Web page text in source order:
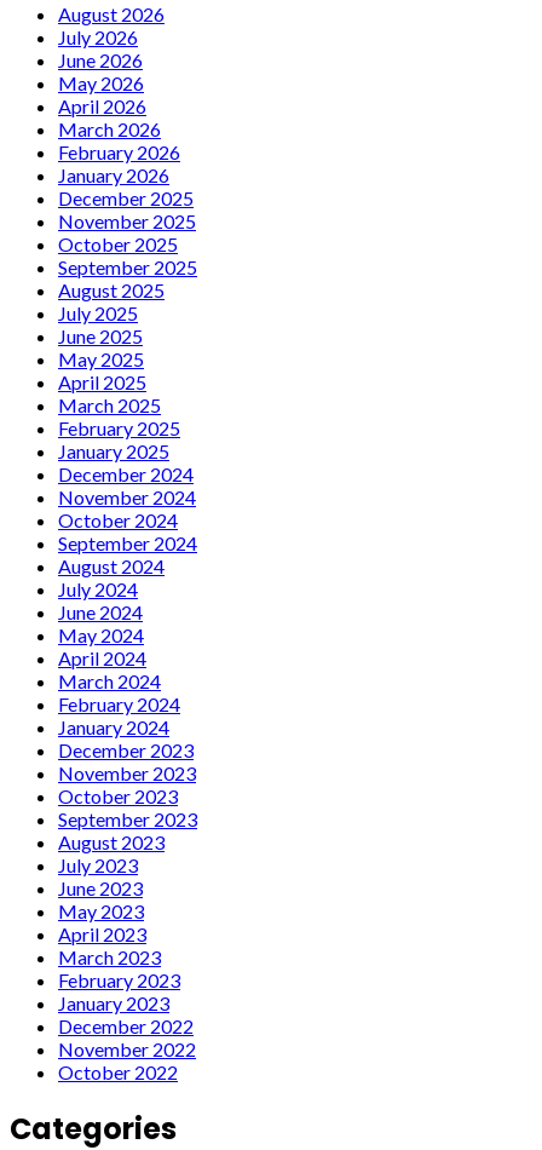
August 2026
July 2026
June 2026
May 2026
April 2026
March 2026
February 2026
January 2026
December 2025
November 2025
October 2025
September 2025
August 2025
July 2025
June 2025
May 2025
April 2025
March 2025
February 2025
January 2025
December 2024
November 2024
October 2024
September 2024
August 2024
July 2024
June 2024
May 2024
April 2024
March 2024
February 2024
January 2024
December 2023
November 2023
October 2023
September 2023
August 2023
July 2023
June 2023
May 2023
April 2023
March 2023
February 2023
January 2023
December 2022
November 2022
October 2022
Categories